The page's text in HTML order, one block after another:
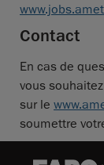
Contact
En cas de
vous
sur le
soumettre